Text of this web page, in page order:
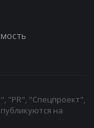
"PR", "Спецпроект",
на